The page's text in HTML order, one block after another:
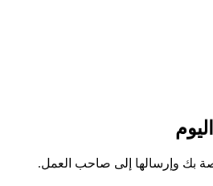
بك وإرسالها إلى صاحب العمل.